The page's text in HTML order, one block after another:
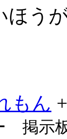
ほう
もん
掲示